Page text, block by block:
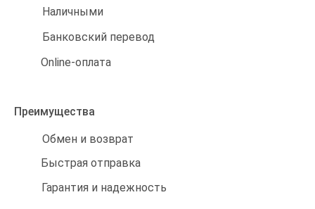
Наличными
Банковский перевод
Online-оплата
Преимущества
Обмен и возврат
Быстрая отправка
Гарантия и надежность